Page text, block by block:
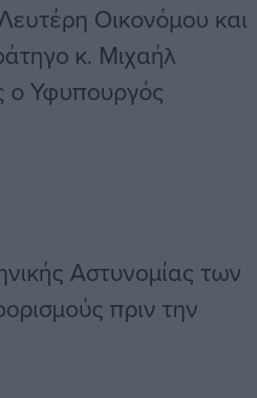
Οικονόμου και
κ. Μιχαήλ
ο Υφυπουργός
Αστυνομίας των
πριν την